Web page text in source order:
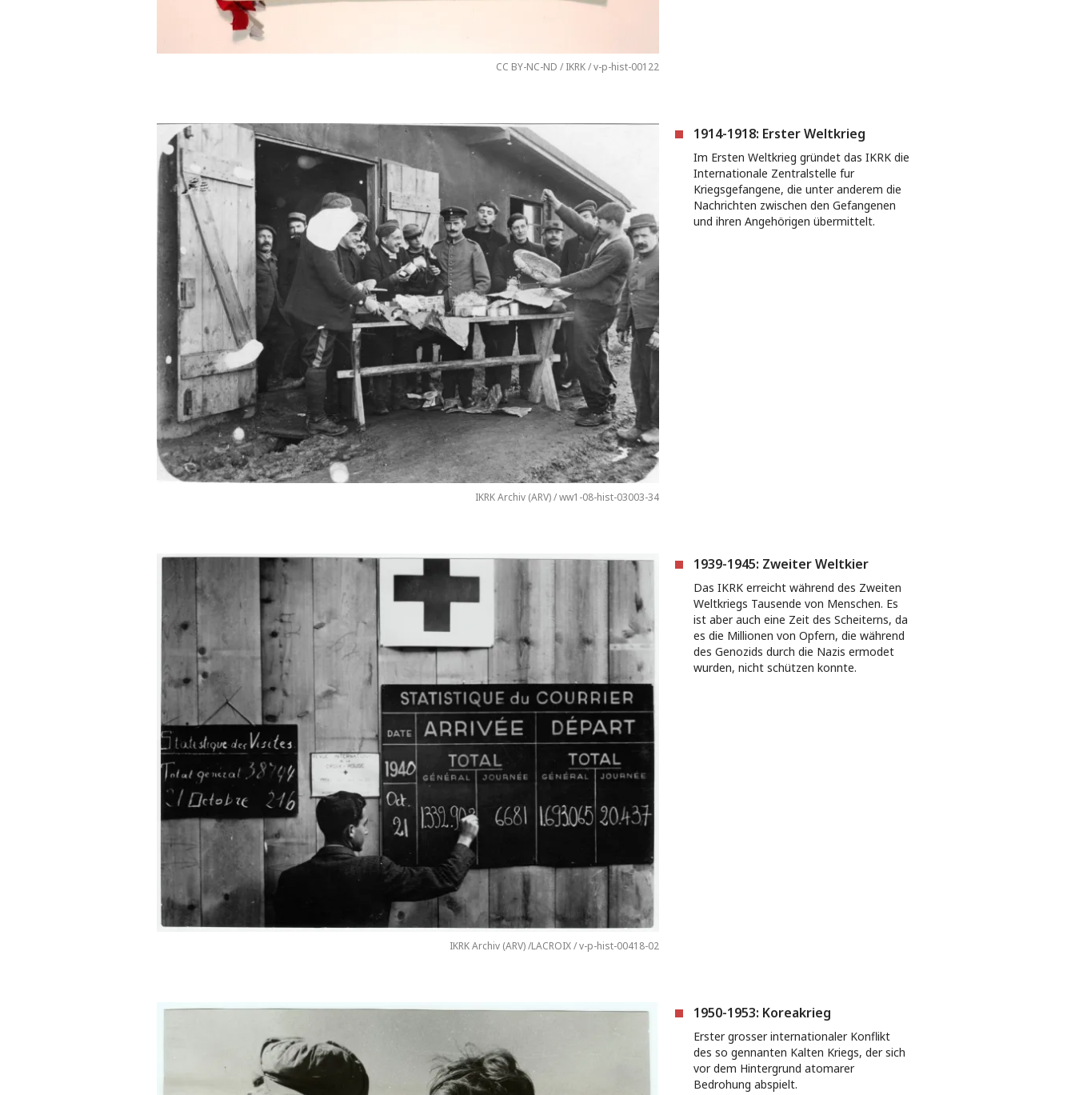
CC BY-NC-ND / IKRK / v-p-hist-00122
IKRK Archiv (ARV) / ww1-08-hist-03003-34
1914-1918: Erster Weltkrieg
Im Ersten Weltkrieg gründet das IKRK die
Internationale Zentralstelle fur
Kriegsgefangene, die unter anderem die
Nachrichten zwischen den Gefangenen
und ihren Angehörigen übermittelt.
IKRK Archiv (ARV) /LACROIX / v-p-hist-00418-02
1939-1945: Zweiter Weltkier
Das IKRK erreicht während des Zweiten
Weltkriegs Tausende von Menschen. Es
ist aber auch eine Zeit des Scheiterns, da
es die Millionen von Opfern, die während
des Genozids durch die Nazis ermodet
wurden, nicht schützen konnte.
1950-1953: Koreakrieg
Erster grosser internationaler Konflikt
des so gennanten Kalten Kriegs, der sich
vor dem Hintergrund atomarer
Bedrohung abspielt.